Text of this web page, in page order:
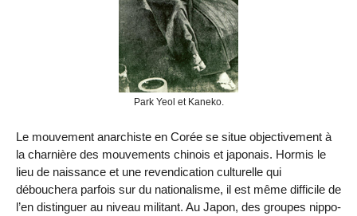
Park Yeol et Kaneko.
Le mouvement anarchiste en Corée se situe objectivement à
la charnière des mouvements chinois et japonais. Hormis le
lieu de naissance et une revendication culturelle qui
débouchera parfois sur du nationalisme, il est même difficile de
l’en distinguer au niveau militant. Au Japon, des groupes nippo-